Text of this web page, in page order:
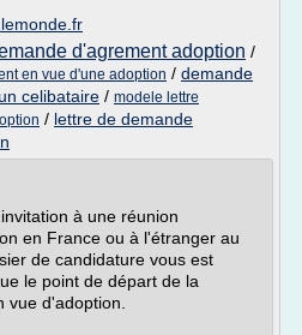
d'agrement adoption /
en vue d'une adoption / demande
celibataire / modele lettre
/ lettre de demande
à une réunion
en France ou à l'étranger au
de candidature vous est
le point de départ de la
vue d'adoption.